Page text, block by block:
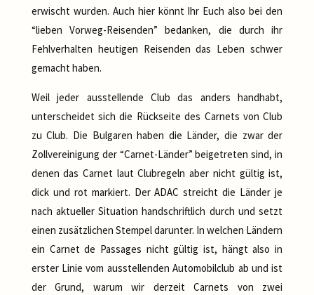
erwischt wurden. Auch hier könnt Ihr Euch also bei den
“lieben Vorweg-Reisenden” bedanken, die durch ihr
Fehlverhalten heutigen Reisenden das Leben schwer
gemacht haben.
Weil jeder ausstellende Club das anders handhabt,
unterscheidet sich die Rückseite des Carnets von Club
zu Club. Die Bulgaren haben die Länder, die zwar der
Zollvereinigung der “Carnet-Länder” beigetreten sind, in
denen das Carnet laut Clubregeln aber nicht gültig ist,
dick und rot markiert. Der ADAC streicht die Länder je
nach aktueller Situation handschriftlich durch und setzt
einen zusätzlichen Stempel darunter. In welchen Ländern
ein Carnet de Passages nicht gültig ist, hängt also in
erster Linie vom ausstellenden Automobilclub ab und ist
der Grund, warum wir derzeit Carnets von zwei